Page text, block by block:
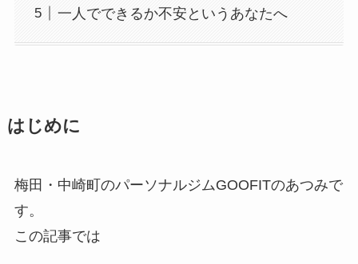
一人でできるか不安というあなたへ
はじめに
梅田・中崎町のパーソナルジムGOOFITのあつみで
す。
この記事では